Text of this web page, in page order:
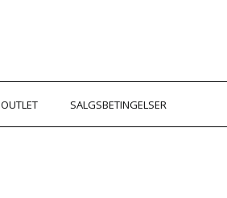
OUTLET SALGSBETINGELSER